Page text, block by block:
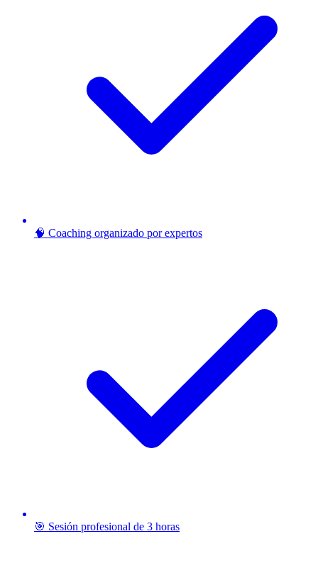
🧠 Coaching organizado por expertos
🎯 Sesión profesional de 3 horas